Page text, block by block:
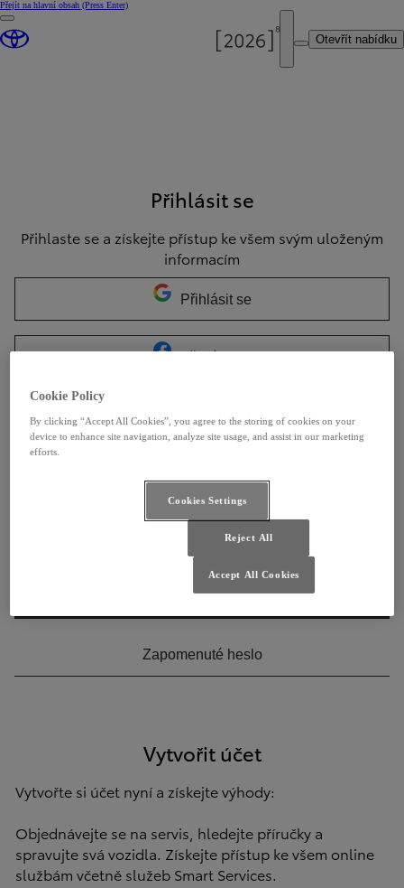
Přejít na hlavní obsah (Press Enter)
Otevřít nabídku
Přihlásit se
Přihlaste se a získejte přístup ke všem svým uloženým
informacím
Přihlásit se
Přihlásit se
Zapomenuté heslo
Vytvořit účet
Vytvořte si účet nyní a získejte výhody:
Objednávejte se na servis, hledejte příručky a
spravujte svá vozidla. Získejte přístup ke všem online
službám včetně služeb Smart Services.
Cookie Policy
By clicking “Accept All Cookies”, you agree to the storing of cookies on your
device to enhance site navigation, analyze site usage, and assist in our marketing
efforts.
Cookies Settings
Reject All
Accept All Cookies